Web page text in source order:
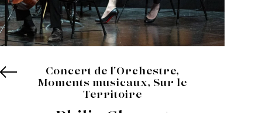
Concert de l'Orchestre,
Moments musicaux, Sur le
Territoire